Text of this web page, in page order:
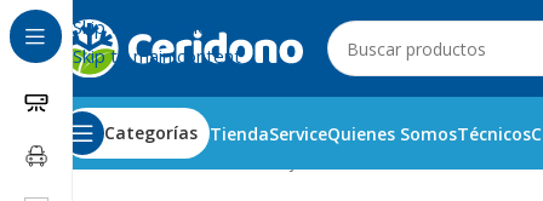
Skip to navigation
Skip to main content
Categorías TiendaServiceQuienes SomosTécnicos
Inicio Línea Blanca